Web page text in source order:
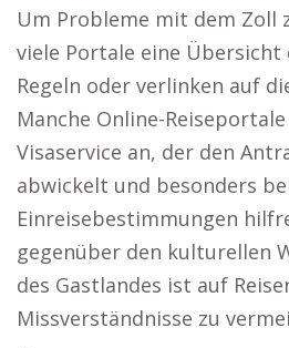
Um Probleme mit dem Zoll
viele Portale eine
Regeln oder verlinken auf
Manche Online-
Visaservice an, der den
abwickelt und besonders
Einreisebestimmungen
gegenüber den kulturellen
des Gastlandes ist auf
Missverständnisse zu